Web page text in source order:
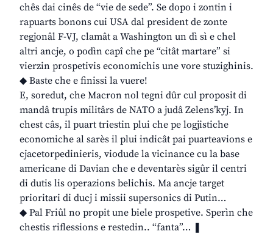
chês dai cinês de “vie de sede”. Se dopo i zontin i
rapuarts bonons cui USA dal president de zonte
regjonâl F-VJ, clamât a Washington un dì sì e chel
altri ancje, o podìn capî che pe “citât martare” si
vierzin prospetivis economichis une vore stuzighinis.
◆ Baste che e finissi la vuere!
E, soredut, che Macron nol tegni dûr cul proposit di
mandâ trupis militârs de NATO a judâ Zelens’kyj. In
chest câs, il puart triestin plui che pe logjistiche
economiche al sarès il plui indicât pai puarteavions e
cjacetorpedinieris, viodude la vicinance cu la base
americane di Davian che e deventarès sigûr il centri
di dutis lis operazions belichis. Ma ancje target
prioritari di ducj i missii supersonics di Putin…
◆ Pal Friûl no propit une biele prospetive. Sperìn che
chestis riflessions e restedin.. “fanta”… ❚